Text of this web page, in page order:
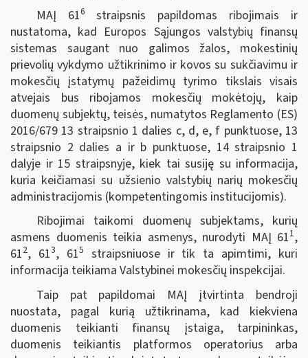
MAĮ 616
straipsnis papildomas ribojimais ir
nustatoma, kad Europos Sąjungos valstybių finansų
sistemas saugant nuo galimos žalos, mokestinių
prievolių vykdymo užtikrinimo ir kovos su sukčiavimu ir
mokesčių įstatymų pažeidimų tyrimo tikslais visais
atvejais bus ribojamos mokesčių mokėtojų, kaip
duomenų subjektų, teisės, numatytos Reglamento (ES)
2016/679 13 straipsnio 1 dalies c, d, e, f punktuose, 13
straipsnio 2 dalies a ir b punktuose, 14 straipsnio 1
dalyje ir 15 straipsnyje, kiek tai susiję su informacija,
kuria keičiamasi su užsienio valstybių narių mokesčių
administracijomis (kompetentingomis institucijomis).
Ribojimai taikomi duomenų subjektams, kurių
asmens duomenis teikia asmenys, nurodyti MAĮ 611,
612, 613, 615
straipsniuose ir tik ta apimtimi, kuri
informacija teikiama Valstybinei mokesčių inspekcijai.
Taip pat papildomai MAĮ įtvirtinta bendroji
nuostata, pagal kurią užtikrinama, kad kiekviena
duomenis teikianti finansų įstaiga, tarpininkas,
duomenis teikiantis platformos operatorius arba